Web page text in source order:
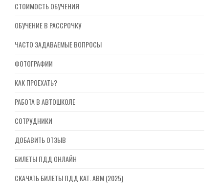
СТОИМОСТЬ ОБУЧЕНИЯ
ОБУЧЕНИЕ В РАССРОЧКУ
ЧАСТО ЗАДАВАЕМЫЕ ВОПРОСЫ
ФОТОГРАФИИ
КАК ПРОЕХАТЬ?
РАБОТА В АВТОШКОЛЕ
СОТРУДНИКИ
ДОБАВИТЬ ОТЗЫВ
БИЛЕТЫ ПДД ОНЛАЙН
СКАЧАТЬ БИЛЕТЫ ПДД КАТ. ABM (2025)